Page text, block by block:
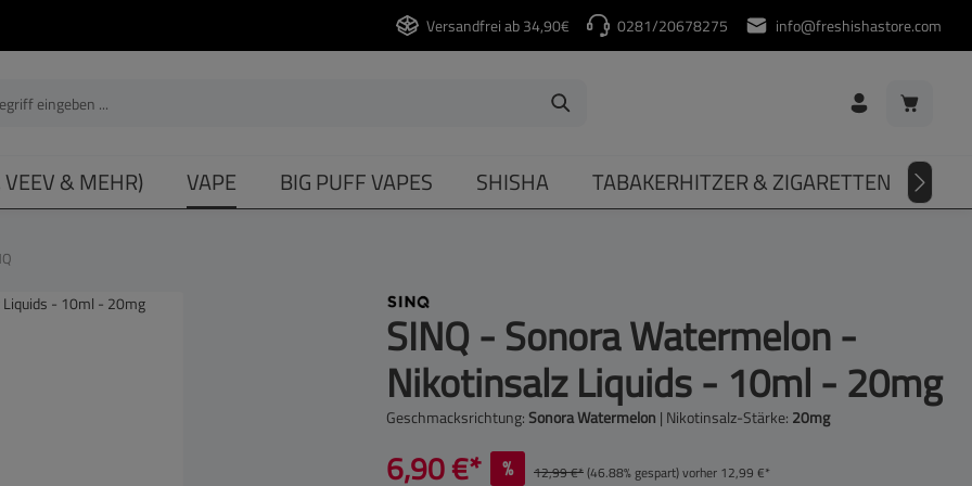
Versandfrei ab 34,90€ 0281/20678275 info@freshishastore.com
VEEV & MEHR) VAPE BIG PUFF VAPES SHISHA TABAKERHITZER & ZIGARETTEN
SINQ - Sonora Watermelon -
Nikotinsalz Liquids - 10ml - 20mg
Geschmacksrichtung:Sonora Watermelon | Nikotinsalz-Stärke: 20mg
6,90 €* % 12,99 €*(46.88% gespart)vorher 12,99 €*